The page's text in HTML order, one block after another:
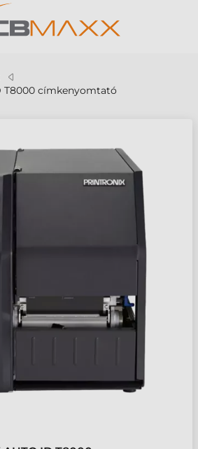
T8000 címkenyomtató